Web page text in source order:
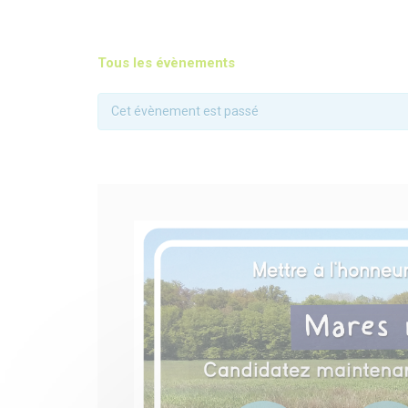
Tous les évènements
Cet évènement est passé